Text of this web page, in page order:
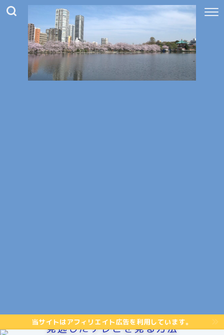
当サイトはアフィリエイト広告を利用しています。
見逃したテレビを見る方法